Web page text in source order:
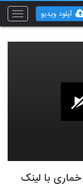
Toggle
آپلود ویدیو
با لینک